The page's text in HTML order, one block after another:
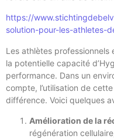
https://
solution-pour-les-athletes-
Les athlètes
la potentielle capacité
performance. Dans un
compte, l’utilisation de
différence. Voici quelques
Amélioration de la
régénération